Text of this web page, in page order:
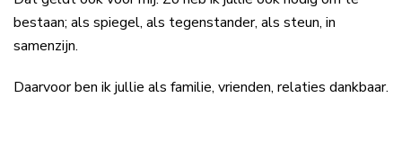
bestaan; als spiegel, als tegenstander, als steun, in
samenzijn.
Daarvoor ben ik jullie als familie, vrienden, relaties dankbaar.